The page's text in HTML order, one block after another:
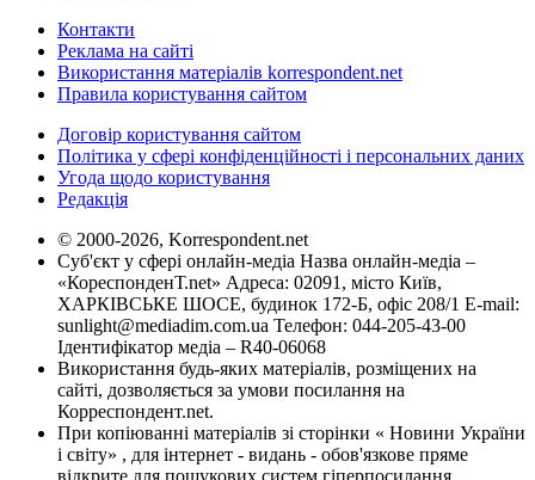
Контакти
Реклама на сайті
Використання матеріалів korrespondent.net
Правила користування сайтом
Договір користування сайтом
Політика у сфері конфіденційності і персональних даних
Угода щодо користування
Редакція
© 2000-2026, Korrespondent.net
Суб'єкт у сфері онлайн-медіа Назва онлайн-медіа –
«КореспонденТ.net» Адреса: 02091, місто Київ,
ХАРКІВСЬКЕ ШОСЕ, будинок 172-Б, офіс 208/1 E-mail:
sunlight@mediadim.com.ua Телефон: 044-205-43-00
Ідентифікатор медіа – R40-06068
Використання будь-яких матеріалів, розміщених на
сайті, дозволяється за умови посилання на
Корреспондент.net.
При копіюванні матеріалів зі сторінки « Новини України
і світу» , для інтернет - видань - обов'язкове пряме
відкрите для пошукових систем гіперпосилання .